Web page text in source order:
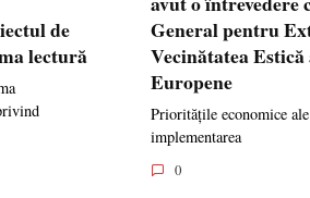
de
lectură
General pentru
Vecinătatea
Europene
Prioritățile economice
implementarea
0